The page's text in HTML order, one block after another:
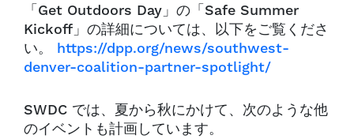
「Get Outdoors Day」の「Safe Summer
Kickoff」の詳細については、以下をご覧くださ
い。 https://dpp.org/news/southwest-
denver-coalition-partner-spotlight/
SWDC では、夏から秋にかけて、次のような他
のイベントも計画しています。